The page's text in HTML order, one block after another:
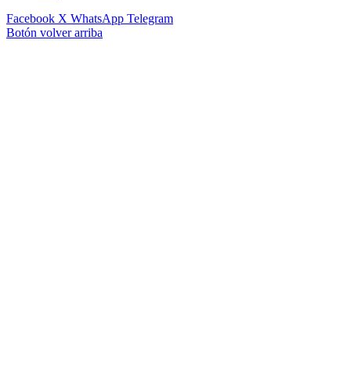
Facebook X WhatsApp Telegram
Botón volver arriba